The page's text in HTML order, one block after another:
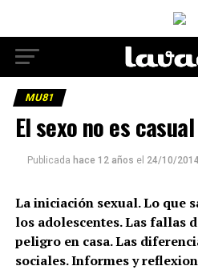
MU81
El sexo no es casual
Publicada hace 12 años el 24/10/2014
La iniciación sexual. Lo que
los adolescentes. Las fallas
peligro en casa. Las
sociales. Informes y